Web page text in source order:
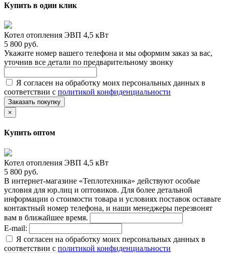
Купить в один клик
Котел отопления ЭВП 4,5 кВт
5 800 руб.
Укажите номер вашего телефона и мы оформим заказ за вас,
уточнив все детали по предварительному звонку
Я согласен на обработку моих персональных данных в
соответствии с политикой конфиденциальности
Заказать покупку
×
Купить оптом
Котел отопления ЭВП 4,5 кВт
5 800 руб.
В интернет-магазине «Теплотехника» действуют особые
условия для юр.лиц и оптовиков. Для более детальной
информации о стоимости товара и условиях поставок оставьте
контактный номер телефона, и наши менеджеры перезвонят
вам в ближайшее время.
E-mail:
Я согласен на обработку моих персональных данных в
соответствии с политикой конфиденциальности